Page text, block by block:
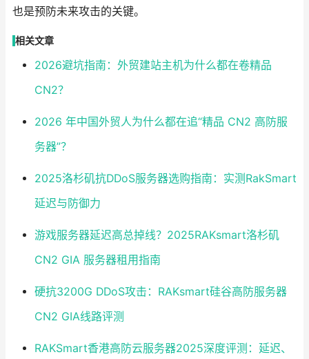
也是预防未来攻击的关键。
相关文章
2026避坑指南：外贸建站主机为什么都在卷精品
CN2？
2026 年中国外贸人为什么都在追“精品 CN2 高防服
务器”？
2025洛杉矶抗DDoS服务器选购指南：实测RakSmart
延迟与防御力
游戏服务器延迟高总掉线？2025RAKsmart洛杉矶
CN2 GIA 服务器租用指南
硬抗3200G DDoS攻击：RAKsmart硅谷高防服务器
CN2 GIA线路评测
RAKSmart香港高防云服务器2025深度评测：延迟、